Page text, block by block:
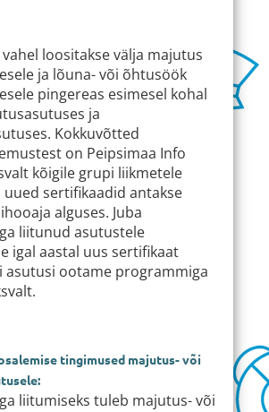
loositakse välja majutus
ja lõuna- või õhtusöök
pingereas esimesel kohal
ja
Kokkuvõtted
on Peipsimaa Info
kõigile grupi liikmetele
uued sertifikaadid antakse
alguses. Juba
liitunud asutustele
igal aastal uus sertifikaat
asutusi ootame programmiga
tingimused majutus- või
liitumiseks tuleb majutus- või